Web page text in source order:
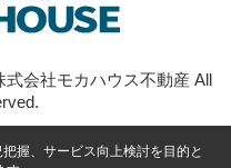
会社モカハウス不動産 All
握、サービス向上検討を目的と